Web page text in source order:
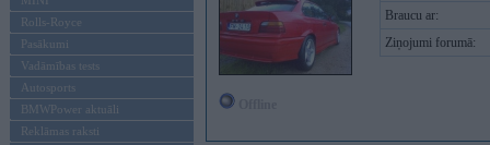
Rolls-Royce
Pasākumi
Vadāmības tests
Autosports
BMWPower aktuāli
Reklāmas raksti
Braucu ar:
Ziņojumi forumā: